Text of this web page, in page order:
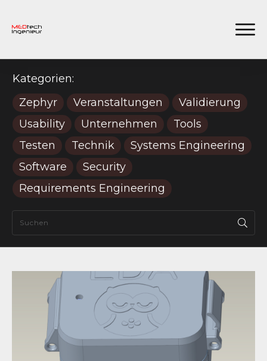
Kategorien:
Zephyr
Veranstaltungen
Validierung
Usability
Unternehmen
Tools
Testen
Technik
Systems Engineering
Software
Security
Requirements Engineering